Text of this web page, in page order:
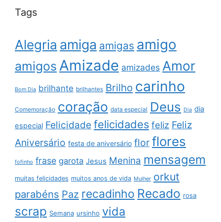
Tags
Alegria amiga amigas amigo
amigos Amizade amizades Amor
Bom Dia brilhante brilhantes Brilho carinho
Comemoração coração data especial Deus Dia dia
especial Felicidade felicidades feliz Feliz
Aniversário festa de aniversário flor flores
fofinho frase garota Jesus Menina mensagem
muitas felicidades muitos anos de vida Mulher orkut
parabéns Paz recadinho Recado rosa
scrap Semana ursinho vida